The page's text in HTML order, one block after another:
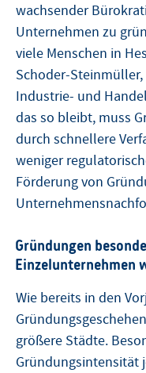
wachsender
Unternehmen zu
viele Menschen in
Schoder-
Industrie- und
das so bleibt, muss
durch schnellere
weniger
Förderung von
Gründungen
Einzelunternehmen
Wie bereits in den
größere Städte.
Gründungsintensität